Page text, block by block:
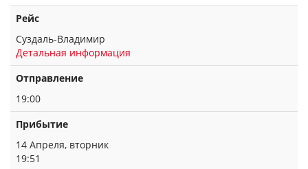
Рейс
Суздаль-Владимир
Детальная информация
Отправление
19:00
Прибытие
14 Апреля, вторник
19:51